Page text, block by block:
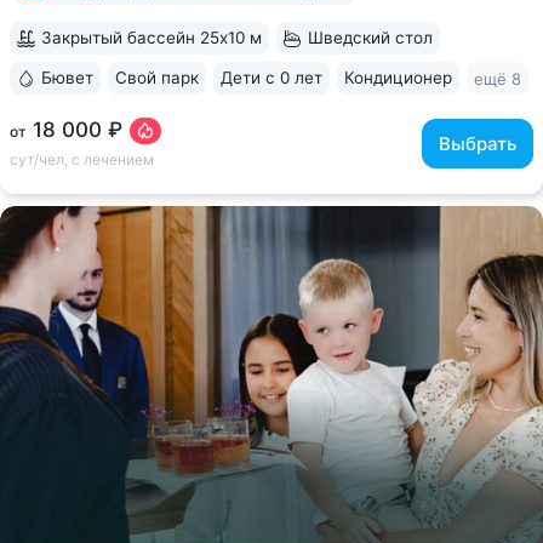
от 18 000 ₽
сут/чел, с лечением
Выбрать
Закрытый бассейн 25x10 м Шведский стол
Бювет Свой парк Дети с 0 лет Кондиционер ещё 8